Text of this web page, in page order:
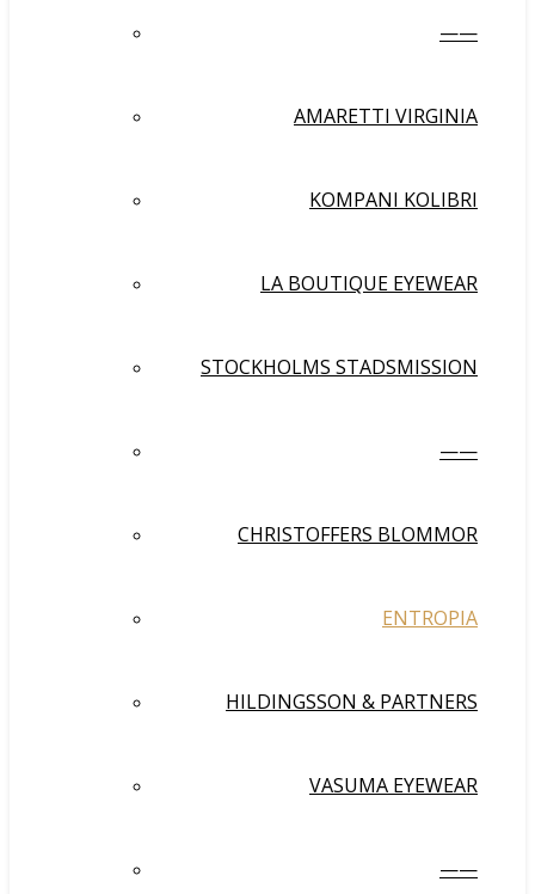
——
AMARETTI VIRGINIA
KOMPANI KOLIBRI
LA BOUTIQUE EYEWEAR
STOCKHOLMS STADSMISSION
——
CHRISTOFFERS BLOMMOR
ENTROPIA
HILDINGSSON & PARTNERS
VASUMA EYEWEAR
——